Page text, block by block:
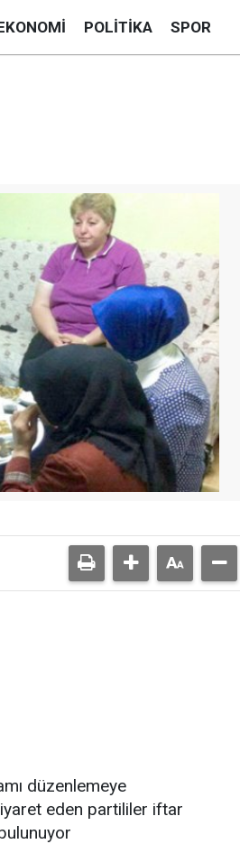
POLITIKA SPOR
düzenlemeye
eden partililer iftar